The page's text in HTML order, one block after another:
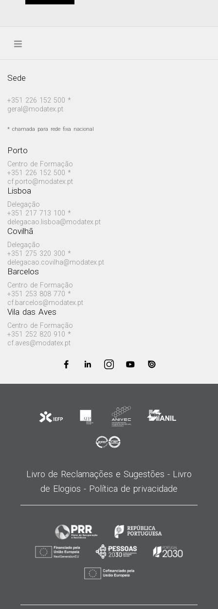
Sede
+351 226 152 500 *
geral@modatex.pt
* chamada para rede fixa nacional
Porto
Centro de Formação
+351 226 152 500 *
cf.porto@modatex.pt
Lisboa
Delegação
+351 217 713 100 *
delegacao.lisboa@modatex.pt
Covilhã
Delegação
+351 275 320 300 *
delegacao.covilha@modatex.pt
Barcelos
Centro de Formação
+351 253 808 770 *
cf.barcelos@modatex.pt
Vila das Aves
Centro de Formação
+351 252 820 910 *
cf.aves@modatex.pt
Livro de Reclamações e Sugestões - Livro
de Elogios - Política de privacidade